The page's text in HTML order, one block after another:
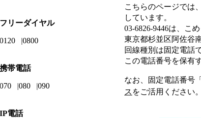
こちらのページでは、
しています。
03-6826-9446は、 こ
東京都杉並区阿佐谷
回線種別は固定電話
この電話番号を保有
なお、固定電話番号「
ス をご活用ください。
フリーダイヤル
0120 0800
携帯電話
070 080 090
IP電話